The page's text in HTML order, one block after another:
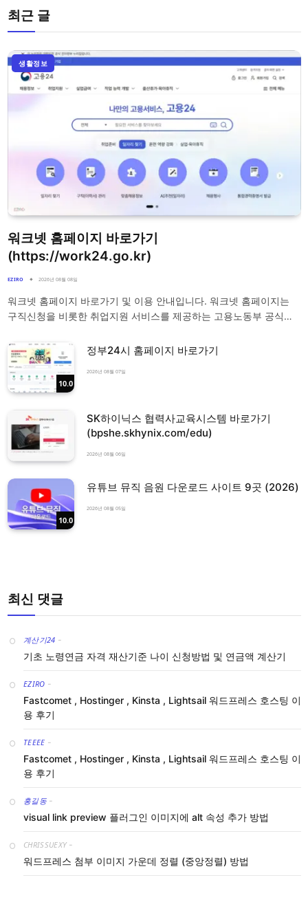
최근 글
생활정보
워크넷 홈페이지 바로가기
(https://work24.go.kr)
EZIRO 2026년 08월 08일
워크넷 홈페이지 바로가기 및 이용 안내입니다. 워크넷 홈페이지는
구직신청을 비롯한 취업지원 서비스를 제공하는 고용노동부 공식…
10.0
정부24시 홈페이지 바로가기
2026년 08월 07일
SK하이닉스 협력사교육시스템 바로가기
(bpshe.skhynix.com/edu)
2026년 08월 06일
10.0
유튜브 뮤직 음원 다운로드 사이트 9곳 (2026)
2026년 08월 05일
최신 댓글
계산기24 -
기초 노령연금 자격 재산기준 나이 신청방법 및 연금액 계산기
EZIRO -
Fastcomet , Hostinger , Kinsta , Lightsail 워드프레스 호스팅 이
용 후기
TEEEE -
Fastcomet , Hostinger , Kinsta , Lightsail 워드프레스 호스팅 이
용 후기
홍길동 -
visual link preview 플러그인 이미지에 alt 속성 추가 방법
CHRISSUEXY -
워드프레스 첨부 이미지 가운데 정렬 (중앙정렬) 방법